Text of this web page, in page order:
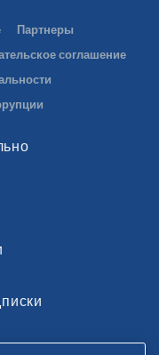
Партнеры
соглашение